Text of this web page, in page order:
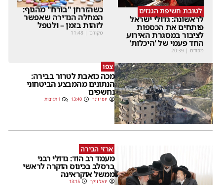
לטובת חשיפת הגנזים
לראשונה: גדולי ישראל
פותחים את הכספות
לציבור במסגרת האירוע
החד פעמי של 'היכלות'
מקודם |
20:39
כשהזרחן "בורח" מהגוף:
המחלה הנדירה שאפשר
לזהות בזמן – ולטפל
מקודם |
11:48
צפו
מכה כואבת לטרור בבירה:
הנתונים מהמבצע הביטחוני
נחשפים
יוסי וינר 13:40 1 תגובות
ארזי הבירה
מעמד רב הוד: גדולי רבני
ברסלב בכינוס הוקרה לראשי
ממשל אוקראינה
יואל וולך 13:15